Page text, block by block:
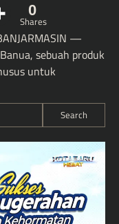
0
Shares
—
sebuah produk
untuk
Search